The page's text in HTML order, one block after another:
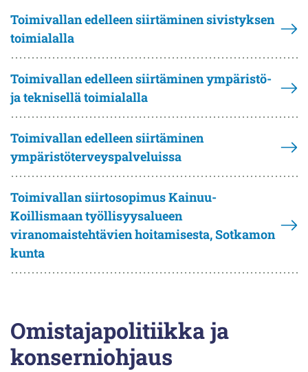
Toimivallan edelleen siirtäminen sivistyksen
toimialalla
Toimivallan edelleen siirtäminen ympäristö-
ja teknisellä toimialalla
Toimivallan edelleen siirtäminen
ympäristöterveyspalveluissa
Toimivallan siirtosopimus Kainuu-
Koillismaan työllisyysalueen
viranomaistehtävien hoitamisesta, Sotkamon
kunta
Omistajapolitiikka ja
konserniohjaus